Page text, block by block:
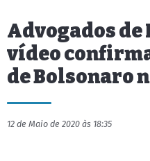
Advogados de
vídeo
de Bolsonaro
12 de Maio de 2020 às 18:35